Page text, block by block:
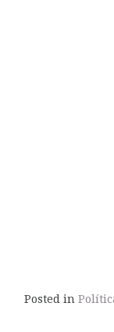
Posted in